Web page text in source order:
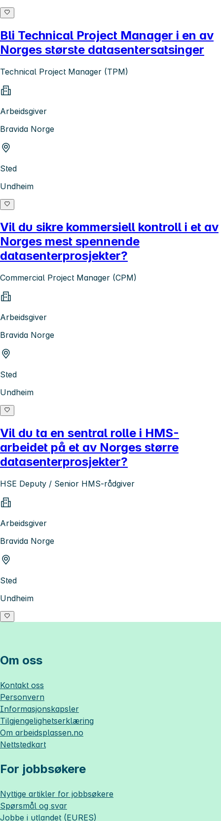
Bli Technical Project Manager i en av
Norges største datasentersatsinger
Technical Project Manager (TPM)
Arbeidsgiver
Bravida Norge
Sted
Undheim
Vil du sikre kommersiell kontroll i et av
Norges mest spennende
datasenterprosjekter?
Commercial Project Manager (CPM)
Arbeidsgiver
Bravida Norge
Sted
Undheim
Vil du ta en sentral rolle i HMS-
arbeidet på et av Norges større
datasenterprosjekter?
HSE Deputy / Senior HMS-rådgiver
Arbeidsgiver
Bravida Norge
Sted
Undheim
Om oss
Kontakt oss
Personvern
Informasjonskapsler
Tilgjengelighetserklæring
Om arbeidsplassen.no
Nettstedkart
For jobbsøkere
Nyttige artikler for jobbsøkere
Spørsmål og svar
Jobbe i utlandet (EURES)